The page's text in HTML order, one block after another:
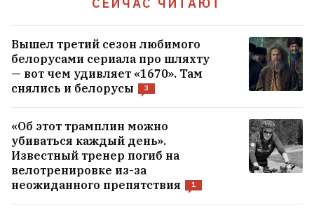
Вышел третий сезон любимого
белорусами сериала про шляхту
— вот чем удивляет «1670». Там
снялись и белорусы
3
«Об этот трамплин можно
убиваться каждый день».
Известный тренер погиб на
велотренировке из-за
неожиданного препятствия
1